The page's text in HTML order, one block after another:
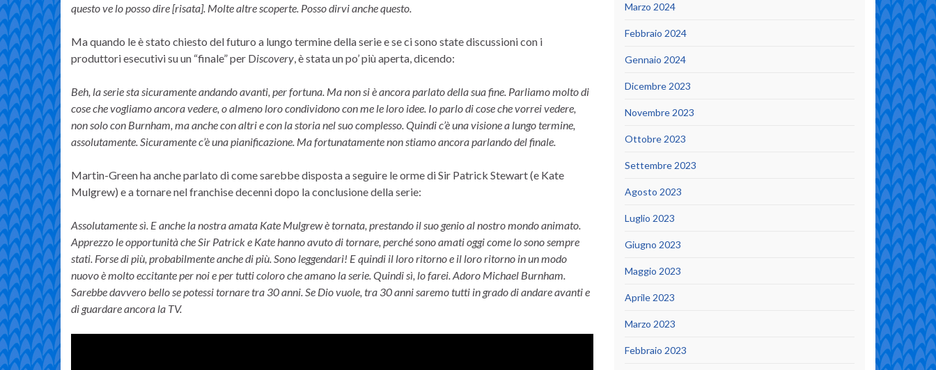
questo ve lo posso dire [risata]. Molte altre scoperte. Posso dirvi anche questo.
Ma quando le è stato chiesto del futuro a lungo termine della serie e se ci sono state discussioni con i
produttori esecutivi su un “finale” per Discovery , è stata un po’ più aperta, dicendo:
Beh, la serie sta sicuramente andando avanti, per fortuna. Ma non si è ancora parlato della sua fine. Parliamo molto di
cose che vogliamo ancora vedere, o almeno loro condividono con me le loro idee. Io parlo di cose che vorrei vedere,
non solo con Burnham, ma anche con altri e con la storia nel suo complesso. Quindi c’è una visione a lungo termine,
assolutamente. Sicuramente c’è una pianificazione. Ma fortunatamente non stiamo ancora parlando del finale.
Martin-Green ha anche parlato di come sarebbe disposta a seguire le orme di Sir Patrick Stewart (e Kate
Mulgrew) e a tornare nel franchise decenni dopo la conclusione della serie:
Assolutamente sì. E anche la nostra amata Kate Mulgrew è tornata, prestando il suo genio al nostro mondo animato.
Apprezzo le opportunità che Sir Patrick e Kate hanno avuto di tornare, perché sono amati oggi come lo sono sempre
stati. Forse di più, probabilmente anche di più. Sono leggendari! E quindi il loro ritorno e il loro ritorno in un modo
nuovo è molto eccitante per noi e per tutti coloro che amano la serie. Quindi sì, lo farei. Adoro Michael Burnham.
Sarebbe davvero bello se potessi tornare tra 30 anni. Se Dio vuole, tra 30 anni saremo tutti in grado di andare avanti e
di guardare ancora la TV.
Marzo 2024
Febbraio 2024
Gennaio 2024
Dicembre 2023
Novembre 2023
Ottobre 2023
Settembre 2023
Agosto 2023
Luglio 2023
Giugno 2023
Maggio 2023
Aprile 2023
Marzo 2023
Febbraio 2023